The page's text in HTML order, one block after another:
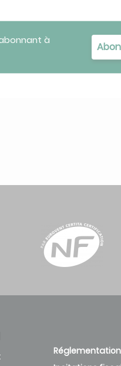
à
Réglementation